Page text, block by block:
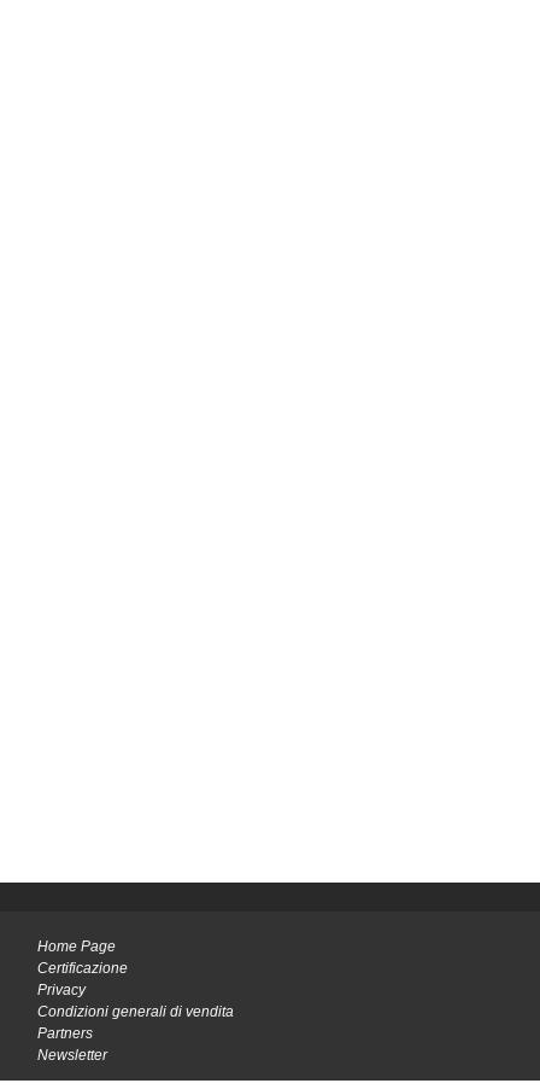
Home Page
Certificazione
Privacy
Condizioni generali di vendita
Partners
Newsletter